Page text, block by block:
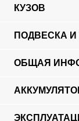
КУЗОВ
ПОДВЕСКА
ОБЩАЯ